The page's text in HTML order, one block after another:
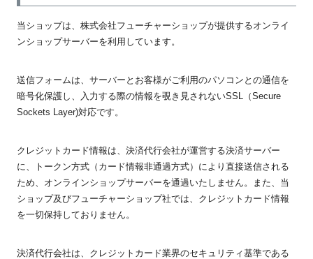
当ショップは、株式会社フューチャーショップが提供するオンライ
ンショップサーバーを利用しています。
送信フォームは、サーバーとお客様がご利用のパソコンとの通信を
暗号化保護し、入力する際の情報を覗き見されないSSL（Secure
Sockets Layer)対応です。
クレジットカード情報は、決済代行会社が運営する決済サーバー
に、トークン方式（カード情報非通過方式）により直接送信される
ため、オンラインショップサーバーを通過いたしません。また、当
ショップ及びフューチャーショップ社では、クレジットカード情報
を一切保持しておりません。
決済代行会社は、クレジットカード業界のセキュリティ基準である